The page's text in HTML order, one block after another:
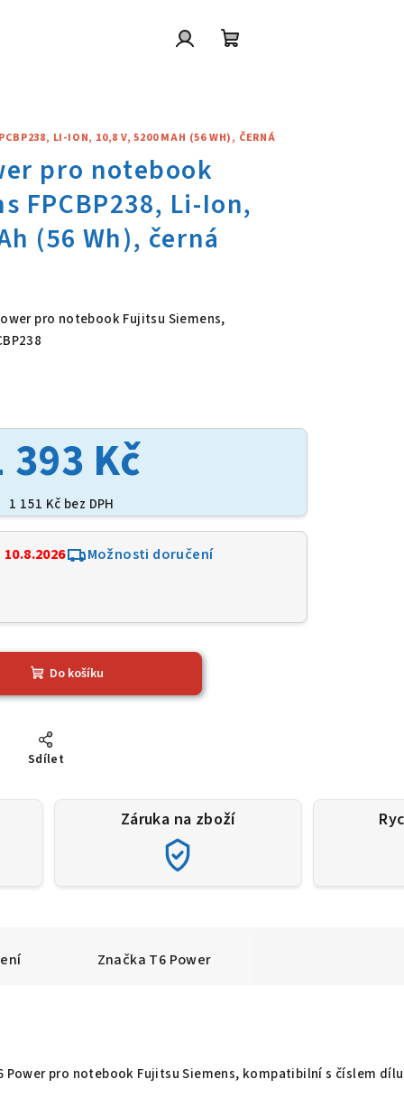
LI-ION, 10,8 V, 5200 MAH (56 WH), ČERNÁ
pro notebook Fujitsu
pro notebook Fujitsu Siemens,
393 Kč
1 151 Kč bez DPH
10.8.2026 Možnosti doručení
Do košíku
Sdílet
Záruka na zboží
Značka T6 Power
Power pro notebook Fujitsu Siemens, kompatibilní s číslem dílu